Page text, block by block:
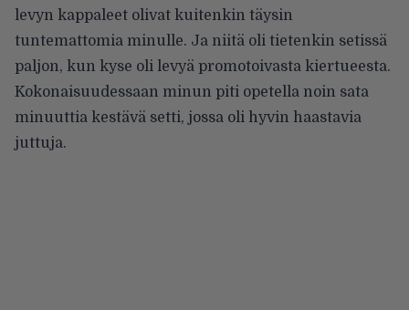
levyn kappaleet olivat kuitenkin täysin
tuntemattomia minulle. Ja niitä oli tietenkin setissä
paljon, kun kyse oli levyä promotoivasta kiertueesta.
Kokonaisuudessaan minun piti opetella noin sata
minuuttia kestävä setti, jossa oli hyvin haastavia
juttuja.